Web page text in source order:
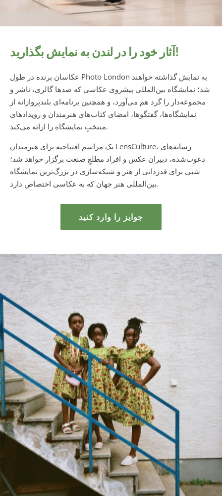
آثار خود را در لندن به نمایش بگذارید!
عکاسان برنده در طول Photo London به نمایش گذاشته خواهند
شد؛ نمایشگاه بین‌المللی پیشروی عکاسی که صدها گالری، ناشر و
مجموعه‌دار را گرد هم می‌آورد، و همچنین برنامه‌ای بلندپروازانه از
نمایشگاه‌ها، گفتگوها، امضای کتاب‌های هنرمندان و رویدادهای
منتخبِ نمایشگاه را ارائه می‌کند.
یک مراسم افتتاحیه برای هنرمندان LensCulture، رسانه‌های
دعوت‌شده، دبیران عکس و افراد مطلعِ صنعت برگزار خواهد شد؛
شبی برای قدردانی از هنر و شبکه‌سازی در بزرگ‌ترین نمایشگاه
بین‌المللی هنر جهان که به عکاسی اختصاص دارد.
جوایز را وارد کنید